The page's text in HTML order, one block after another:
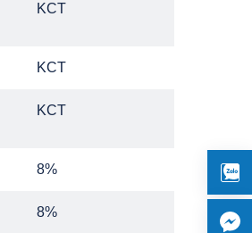
KCT
KCT
KCT
8%
8%